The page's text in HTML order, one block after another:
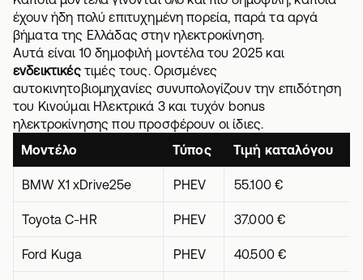
έχουν ήδη πολύ επιτυχημένη πορεία, παρά τα αργά
βήματα της Ελλάδας στην ηλεκτροκίνηση.
Αυτά είναι 10 δημοφιλή μοντέλα του 2025 και
ενδεικτικέςτιμές τους. Ορισμένες
αυτοκινητοβιομηχανίες συνυπολογίζουν την επιδότηση
του Κινούμαι Ηλεκτρικά 3 και τυχόν bonus
ηλεκτροκίνησης που προσφέρουν οι ίδιες.
Μοντέλο
Τύπος Τιμή καταλόγου
BMW X1 xDrive25e PHEV 55.100 €
Toyota C-HR PHEV 37.000 €
Ford Kuga PHEV 40.500 €